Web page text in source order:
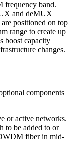
frequency band.
and deMUX
positioned on top
range to create up
boost capacity
changes.
components
or active networks.
to be added to or
fiber in mid-